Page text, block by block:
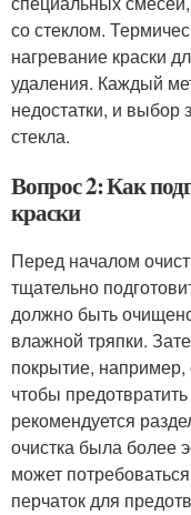
со стеклом.
нагревание краски
удаления. Каждый
недостатки, и выбор
стекла.
Вопрос 2: Как
краски
Перед началом
тщательно
должно быть
влажной тряпки.
покрытие, например,
чтобы
рекомендуется
очистка была более
может
перчаток для